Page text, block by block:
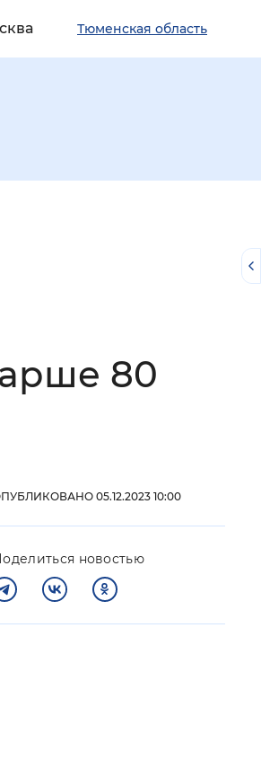
Тюменская область
80
05.12.2023 10:00
новостью